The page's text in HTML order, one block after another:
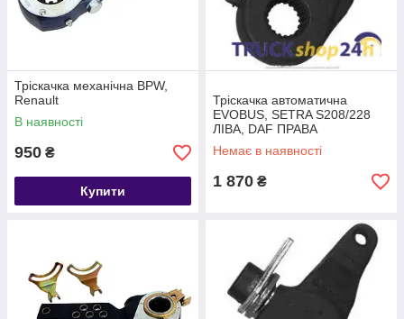
Тріскачка механічна BPW,
Renault
В наявності
950 ₴
Купити
Тріскачка автоматична
EVOBUS, SETRA S208/228
ЛІВА, DAF ПРАВА
Немає в наявності
1 870 ₴